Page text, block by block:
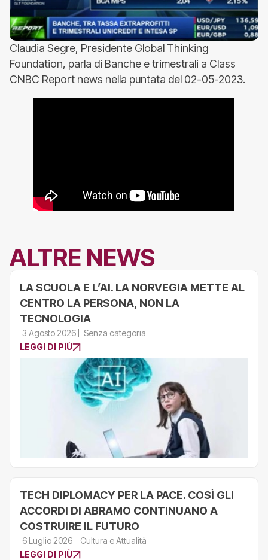
Claudia Segre, Presidente Global Thinking
Foundation, parla di Banche e trimestrali a Class
CNBC Report news nella puntata del 02-05-2023.
ALTRE NEWS
LA SCUOLA E L’AI. LA NORVEGIA METTE AL
CENTRO LA PERSONA, NON LA
TECNOLOGIA
3 Agosto 2026
Senza categoria
LEGGI DI PIÙ
TECH DIPLOMACY PER LA PACE. COSÌ GLI
ACCORDI DI ABRAMO CONTINUANO A
COSTRUIRE IL FUTURO
6 Luglio 2026
Cultura e Attualità
LEGGI DI PIÙ